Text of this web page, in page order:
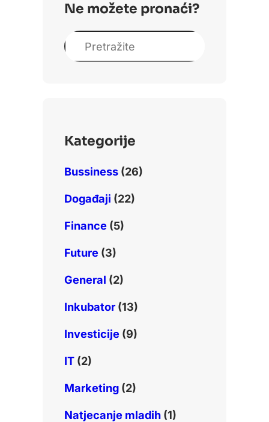
Ne možete pronaći?
S
e
Kategorije
Bussiness(26)
Događaji (22)
Finance(5)
Future(3)
General (2)
Inkubator(13)
Investicije(9)
IT(2)
Marketing(2)
Natjecanje mladih(1)